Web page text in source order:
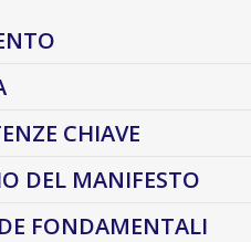
CHIAVE
DEL MANIFESTO
FONDAMENTALI